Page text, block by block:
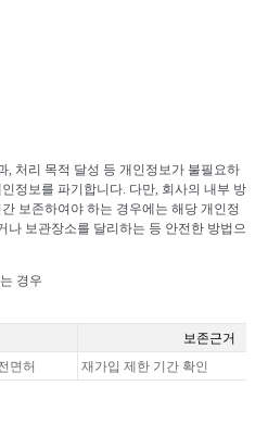
, 처리 목적 달성 등 개인정보가 불필요하
정보를 파기합니다. 다만, 회사의 내부 방
보존하여야 하는 경우에는 해당 개인정
나 보관장소를 달리하는 등 안전한 방법으
경우
보존근거
면허 재가입 제한 기간 확인